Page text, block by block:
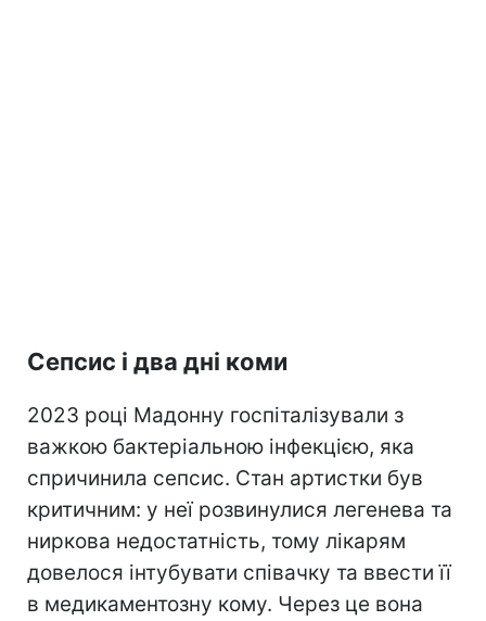
Сепсис і два дні коми
2023 році Мадонну госпіталізували з
важкою бактеріальною інфекцією, яка
спричинила сепсис. Стан артистки був
критичним: у неї розвинулися легенева та
ниркова недостатність, тому лікарям
довелося інтубувати співачку та ввести її
в медикаментозну кому. Через це вона